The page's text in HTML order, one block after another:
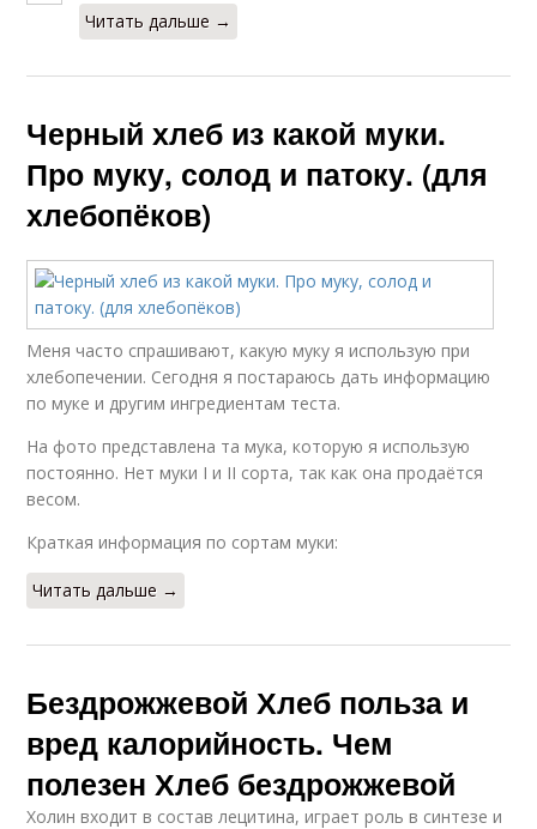
Читать дальше →
Черный хлеб из какой муки.
Про муку, солод и патоку. (для
хлебопёков)
Меня часто спрашивают, какую муку я использую при
хлебопечении. Сегодня я постараюсь дать информацию
по муке и другим ингредиентам теста.
На фото представлена та мука, которую я использую
постоянно. Нет муки I и II сорта, так как она продаётся
весом.
Краткая информация по сортам муки:
Читать дальше →
Бездрожжевой Хлеб польза и
вред калорийность. Чем
полезен Хлеб бездрожжевой
Холин входит в состав лецитина, играет роль в синтезе и